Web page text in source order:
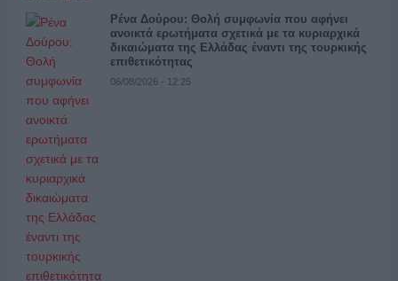
Ρένα Δούρου: Θολή συμφωνία που αφήνει
ανοικτά ερωτήματα σχετικά με τα κυριαρχικά
δικαιώματα της Ελλάδας έναντι της τουρκικής
επιθετικότητας
06/08/2026 - 12:25